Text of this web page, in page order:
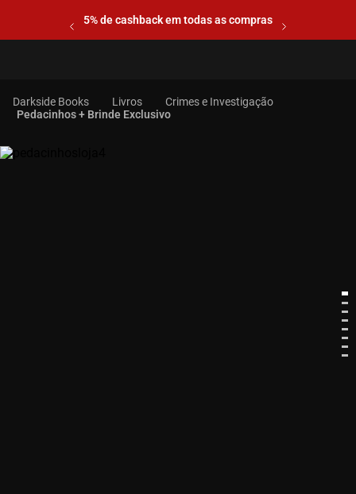
5% de cashback em todas as compras
Livros
Crimes e Investigação
Pedacinhos + Brinde Exclusivo